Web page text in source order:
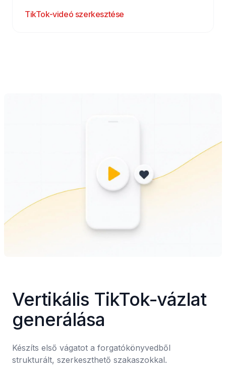
TikTok-videó szerkesztése
Vertikális TikTok-vázlat
generálása
Készíts első vágatot a forgatókönyvedből
strukturált, szerkeszthető szakaszokkal.